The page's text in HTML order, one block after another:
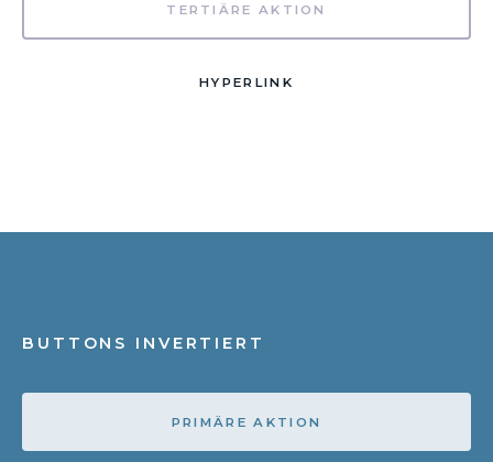
TERTIÄRE AKTION
HYPERLINK
BUTTONS INVERTIERT
PRIMÄRE AKTION